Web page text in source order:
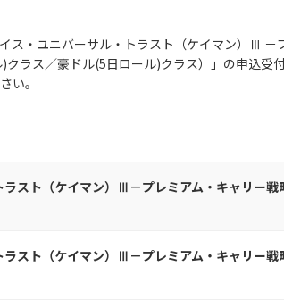
ス・ユニバーサル・トラスト（ケイマン）Ⅲ
ラス／豪ドル(5日ロール)クラス）」の申込受
い。
スト（ケイマン）Ⅲ－プレミアム・キャリー戦
スト（ケイマン）Ⅲ－プレミアム・キャリー戦